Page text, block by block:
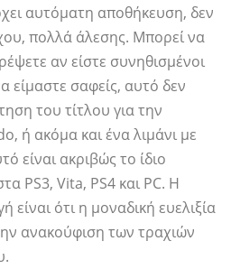
αυτόματη αποθήκευση, δεν
πολλά άλεσης. Μπορεί να
αν είστε συνηθισμένοι
είμαστε σαφείς, αυτό δεν
του τίτλου για την
ή ακόμα και ένα λιμάνι με
είναι ακριβώς το ίδιο
PS3, Vita, PS4 και PC. Η
ότι η μοναδική ευελιξία
ανακούφιση των τραχιών